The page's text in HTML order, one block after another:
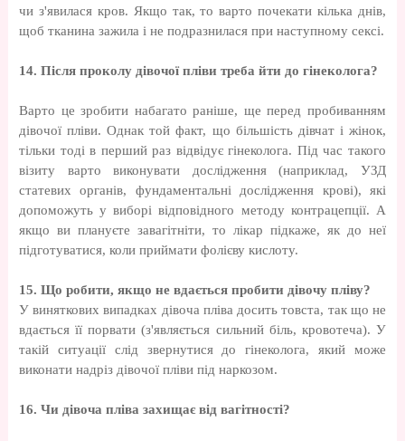
чи з'явилася кров. Якщо так, то варто почекати кілька днів,
щоб тканина зажила і не подразнилася при наступному сексі.
14. Після проколу дівочої пліви треба йти до гінеколога?
Варто це зробити набагато раніше, ще перед пробиванням
дівочої пліви. Однак той факт, що більшість дівчат і жінок,
тільки тоді в перший раз відвідує гінеколога. Під час такого
візиту варто виконувати дослідження (наприклад, УЗД
статевих органів, фундаментальні дослідження крові), які
допоможуть у виборі відповідного методу контрацепції. А
якщо ви плануєте завагітніти, то лікар підкаже, як до неї
підготуватися, коли приймати фолієву кислоту.
15. Що робити, якщо не вдається пробити дівочу пліву?
У виняткових випадках дівоча пліва досить товста, так що не
вдається її порвати (з'являється сильний біль, кровотеча). У
такій ситуації слід звернутися до гінеколога, який може
виконати надріз дівочої пліви під наркозом.
16. Чи дівоча пліва захищає від вагітності?